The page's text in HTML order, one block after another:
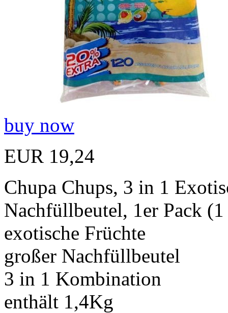
buy now
EUR 19,24
Chupa Chups, 3 in 1
Nachfüllbeutel, 1er Pack
exotische Früchte
großer Nachfüllbeutel
3 in 1 Kombination
enthält 1,4Kg